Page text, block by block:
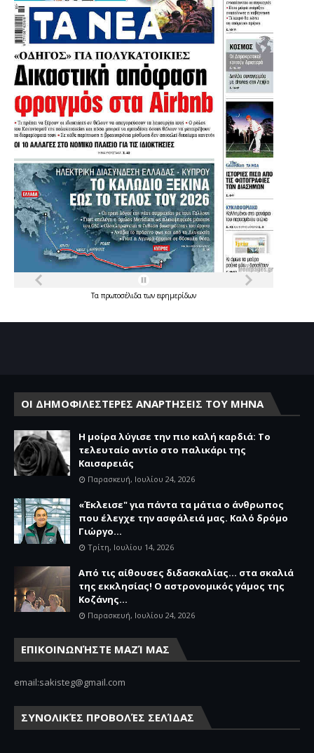
Τα πρωτοσέλιδατων εφημερίδων
ΟΙ ΔΗΜΟΦΙΛΕΣΤΕΡΕΣ ΑΝΑΡΤΗΣΕΙΣ ΤΟΥ ΜΗΝΑ
Η μοίρα λύγισε την πιο καλή καρδιά: Το
τελευταίο αντίο στο παλικάρι της
Καισαρειάς
Παρασκευή, Ιουλίου 24, 2026
«Έκλεισε" για πάντα τα μάτια ο άνθρωπος
που έλεγχε την ασφάλειά μας. Καλό δρόμο
Γιώργο...
Τρίτη, Ιουλίου 14, 2026
Από τις αίθουσες διδασκαλίας… στα σκαλιά
της εκκλησίας! Ο αστρονομικός γάμος της
Κοζάνης...
Παρασκευή, Ιουλίου 24, 2026
ΕΠΙΚΟΙΝΩΝΉΣΤΕ ΜΑΖΊ ΜΑΣ
email:sakisteg@gmail.com
ΣΥΝΟΛΙΚΈΣ ΠΡΟΒΟΛΈΣ ΣΕΛΊΔΑΣ